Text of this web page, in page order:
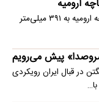
ارومیه
میزان بارندگی سال آبی جاری در حوضه آبریز دریاچه ارومیه به ۳۹۱ میلی‌متر
پیش می‌رویم
در قبال ایران رویکردی